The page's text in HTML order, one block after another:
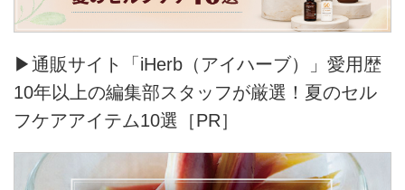
▶通販サイト「iHerb（アイハーブ）」愛用歴
10年以上の編集部スタッフが厳選！夏のセル
フケアアイテム10選［PR］